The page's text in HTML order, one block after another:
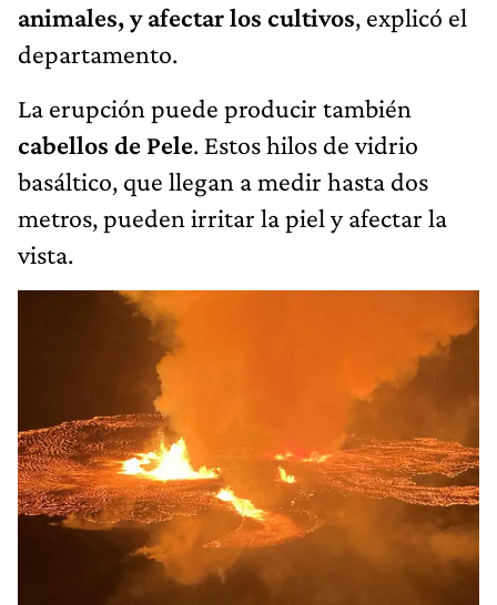
animales, y afectar los cultivos, explicó el
departamento.
La erupción puede producir también
cabellos de Pele. Estos hilos de vidrio
basáltico, que llegan a medir hasta dos
metros, pueden irritar la piel y afectar la
vista.